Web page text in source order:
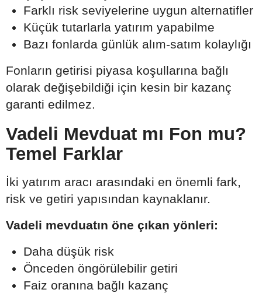
Farklı risk seviyelerine uygun alternatifler
Küçük tutarlarla yatırım yapabilme
Bazı fonlarda günlük alım-satım kolaylığı
Fonların getirisi piyasa koşullarına bağlı
olarak değişebildiği için kesin bir kazanç
garanti edilmez.
Vadeli Mevduat mı Fon mu?
Temel Farklar
İki yatırım aracı arasındaki en önemli fark,
risk ve getiri yapısından kaynaklanır.
Vadeli mevduatın öne çıkan yönleri:
Daha düşük risk
Önceden öngörülebilir getiri
Faiz oranına bağlı kazanç